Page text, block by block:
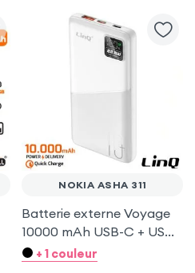
NOKIA ASHA 311
Batterie externe Voyage
10000 mAh USB-C + USB -
Blanc pour Nokia Asha
+ 1 couleur